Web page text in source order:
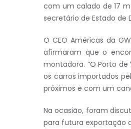
com um calado de 17
secretário de Estado de
O CEO Américas da
afirmaram que o
montadora. “O Porto
os carros importados
próximos e com um
Na ocasião, foram
para futura exportação